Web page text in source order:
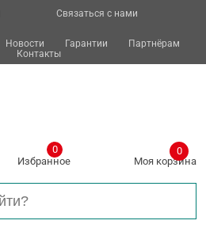
Связаться с нами
Новости Гарантии
Партнёрам
Контакты
Избранное
0
Моя корзина
0